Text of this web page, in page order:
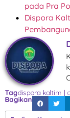
pada Pra
Dispora
Tagdispora kaltim
Bagikan